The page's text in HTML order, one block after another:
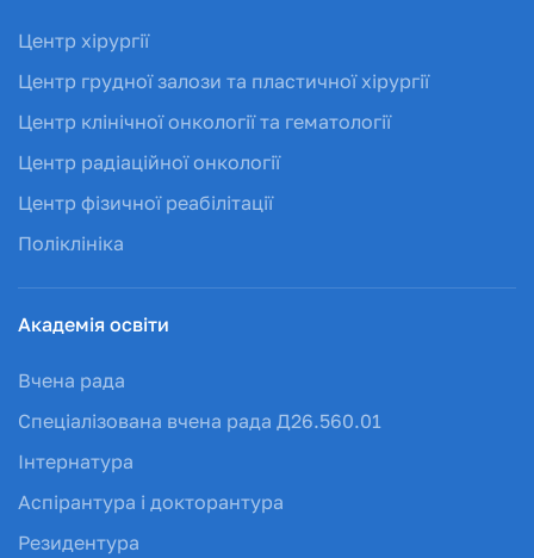
Центр хірургії
Центр грудної залози та пластичної хірургії
Центр клінічної онкології та гематології
Центр радіаційної онкології
Центр фізичної реабілітації
Поліклініка
Академія освіти
Вчена рада
Спеціалізована вчена рада Д26.560.01
Інтернатура
Аспірантура і докторантура
Резидентура